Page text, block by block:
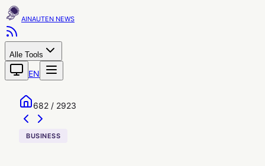
AINAUTEN
Alle Tools
EN
682 / 2923
BUSINESS